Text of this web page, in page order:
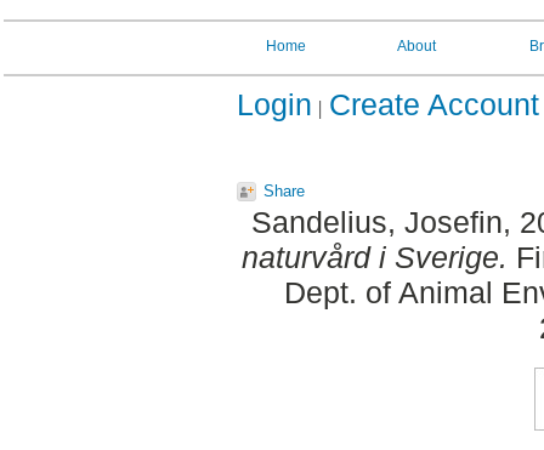
Home About
Login Create Account
Share
Sandelius, Josefin,
naturvård i Sverige.
Dept. of Animal